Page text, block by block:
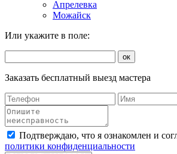
Апрелевка
Можайск
Или укажите в поле:
ок
Заказать бесплатный выезд мастера
Подтверждаю, что я ознакомлен и
политики конфиденциальности